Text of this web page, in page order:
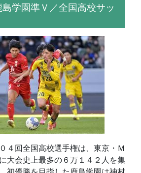
学園準Ｖ／全国高校サッ
４回全国高校選手権は、東京・Ｍ
大会史上最多の６万１４２人を集